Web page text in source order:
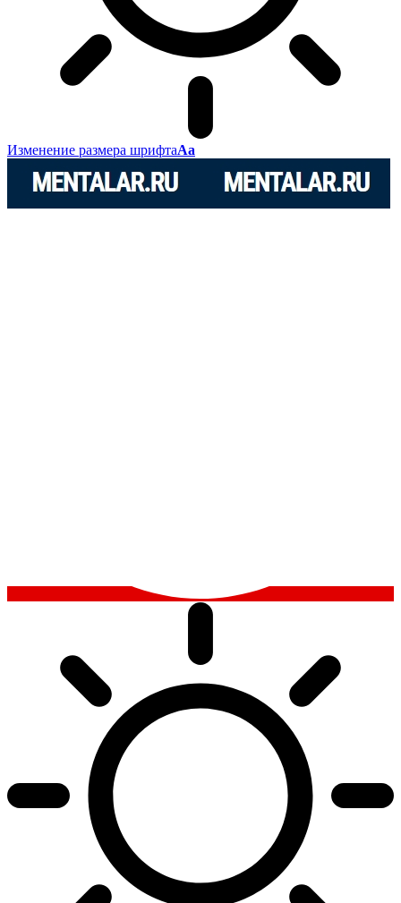
Изменение размера шрифтаАа